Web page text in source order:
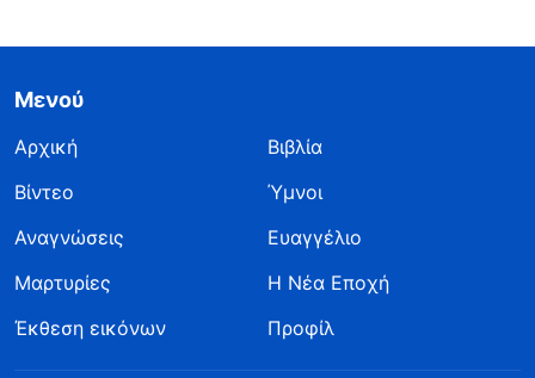
Μενού
Αρχική
Βιβλία
Βίντεο
Ύμνοι
Αναγνώσεις
Ευαγγέλιο
Μαρτυρίες
Η Νέα Εποχή
Έκθεση εικόνων
Προφίλ